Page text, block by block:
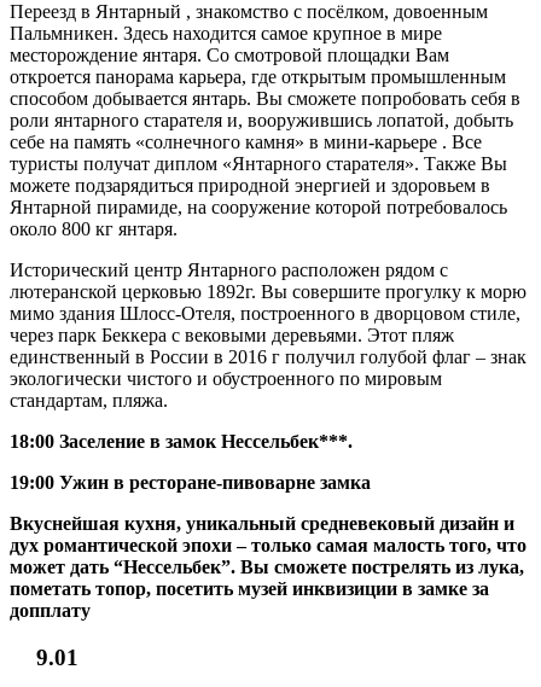
Переезд в Янтарный , знакомство с посёлком, довоенным
Пальмникен. Здесь находится самое крупное в мире
месторождение янтаря. Со смотровой площадки Вам
откроется панорама карьера, где открытым промышленным
способом добывается янтарь. Вы сможете попробовать себя в
роли янтарного старателя и, вооружившись лопатой, добыть
себе на память «солнечного камня» в мини-карьере . Все
туристы получат диплом «Янтарного старателя». Также Вы
можете подзарядиться природной энергией и здоровьем в
Янтарной пирамиде, на сооружение которой потребовалось
около 800 кг янтаря.
Исторический центр Янтарного расположен рядом с
лютеранской церковью 1892г. Вы совершите прогулку к морю
мимо здания Шлосс-Отеля, построенного в дворцовом стиле,
через парк Беккера с вековыми деревьями. Этот пляж
единственный в России в 2016 г получил голубой флаг – знак
экологически чистого и обустроенного по мировым
стандартам, пляжа.
18:00 Заселение в замок Нессельбек***.
19:00 Ужин в ресторане-пивоварне замка
Вкуснейшая кухня, уникальный средневековый дизайн и
дух романтической эпохи – только самая малость того, что
может дать “Нессельбек”. Вы сможете пострелять из лука,
пометать топор, посетить музей инквизиции в замке за
допплату
9.01